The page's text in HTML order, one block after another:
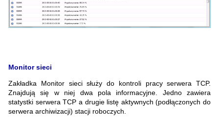
Monitor sieci
Zakładka Monitor sieci służy do kontroli pracy serwera TCP.
Znajdują się w niej dwa pola informacyjne. Jedno zawiera
statystki serwera TCP a drugie listę aktywnych (podłączonych do
serwera archiwizacji) stacji roboczych.